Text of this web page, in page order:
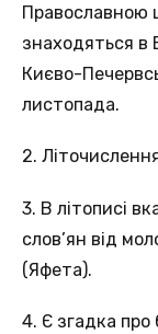
Православною
знаходяться в
Києво-
листопада.
2.
3. В літописі
слов’ян від
(Яфета).
4. Є згадка про